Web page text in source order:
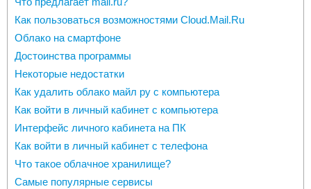
Как пользоваться возможностями Cloud.Mail.Ru
Облако на смартфоне
Достоинства программы
Некоторые недостатки
Как удалить облако майл ру с компьютера
Как войти в личный кабинет с компьютера
Интерфейс личного кабинета на ПК
Как войти в личный кабинет с телефона
Что такое облачное хранилище?
Самые популярные сервисы